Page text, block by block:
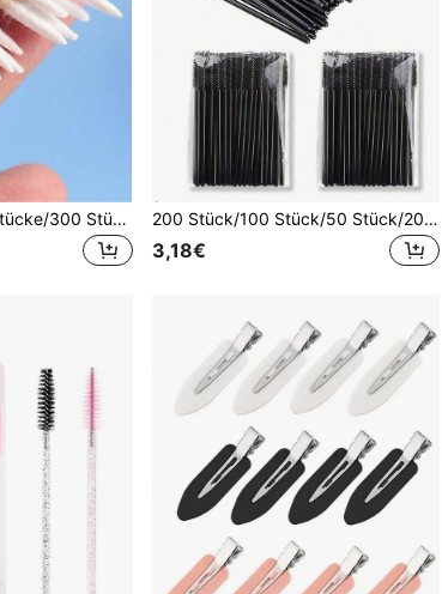
1000 Stücke/500 Stücke/300 Stücke/100 Stücke ultrafeine spitze Reinigungs-Zahnstocher-Stäbchen, mikrofeine Reinigungsstäbchen, Eyeliner-Korrektur-Reinigungsstäbchen, Concealer-Reinigungsstäbchen, Nagelkunst-Detail-Reinigungsstäbchen, Augenbrauen-Präzisions-Reinigungsstäbchen, Lippenstift-Reinigungsstäbchen, Make-up-Entferner-spitze Reinigungsstäbchen, Präzisions-Reinigungsstäbchen, Reinigungsstäbchen für kleine Bereiche, geeignet für Ohr- und Nasenreinigung, Make-up und Körperpflege, Nageltrimmen, multifunktionales Schönheitswerkzeug 200 Stück/100 Stück/50 Stück/20 Stück/10 Stück Augenbrauenbürsten, Wimpernbürsten, Mascara-Bürsten, Wimpernverlängerungsbürsten, Augenbrauen-Make-up-Werkzeuge Zubehör, Lidschatten-Bürsten, Spiralbürsten
3,18€